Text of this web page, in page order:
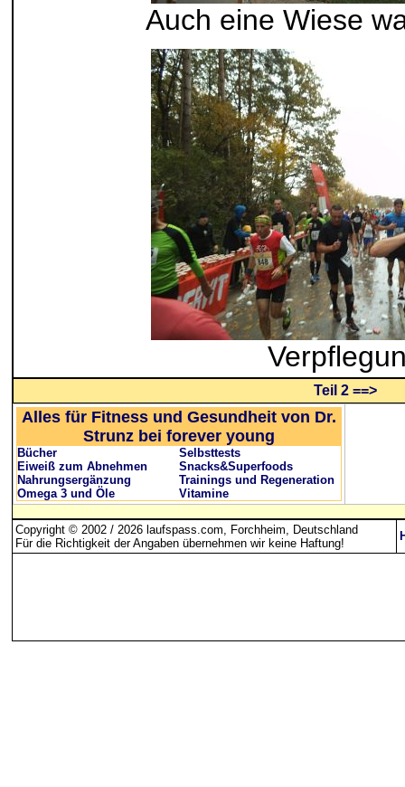
Auch eine Wiese
Teil 2 ==>
Alles für Fitness und Gesundheit von Dr.
Strunz bei forever young
Bücher
Eiweiß zum Abnehmen
Nahrungsergänzung
Omega 3 und Öle
Selbsttests
Snacks&Superfoods
Trainings und Regeneration
Vitamine
Copyright © 2002 / 2026 laufspass.com, Forchheim, Deutschland
Für die Richtigkeit der Angaben übernehmen wir keine Haftung!